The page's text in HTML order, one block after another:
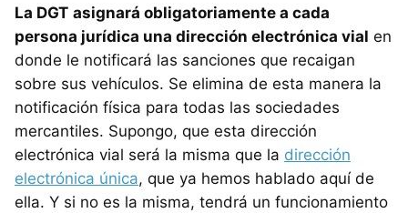
La DGT asignará obligatoriamente a cada
persona jurídica una dirección electrónica vial en
donde le notificará las sanciones que recaigan
sobre sus vehículos. Se elimina de esta manera la
notificación física para todas las sociedades
mercantiles. Supongo, que esta dirección
electrónica vial será la misma que la dirección
electrónica única, que ya hemos hablado aquí de
ella. Y si no es la misma, tendrá un funcionamiento